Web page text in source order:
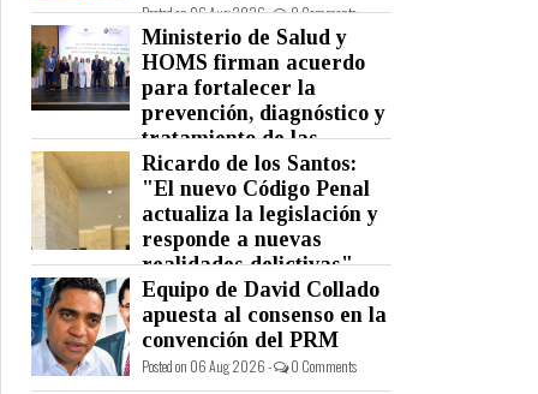
Posted on 06 Aug 2026 - 0 Comments
Ministerio de Salud y
HOMS firman acuerdo
para fortalecer la
prevención, diagnóstico y
tratamiento de las
hepatitis virales
Posted on 06 Aug 2026 - 0 Comments
Ricardo de los Santos:
"El nuevo Código Penal
actualiza la legislación y
responde a nuevas
realidades delictivas"
Posted on 06 Aug 2026 - 0 Comments
Equipo de David Collado
apuesta al consenso en la
convención del PRM
Posted on 06 Aug 2026 - 0 Comments